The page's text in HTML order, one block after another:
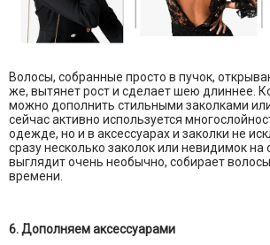
Волосы, собранные просто в пучок,
же, вытянет рост и сделает шею длиннее.
можно дополнить стильными заколками
сейчас активно используется
одежде, но и в аксессуарах и заколки не
сразу несколько заколок или невидимок на
выглядит очень необычно, собирает
времени.
6. Дополняем аксессуарами